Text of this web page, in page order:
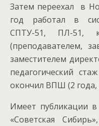
Затем переехал в
год работал в
СПТУ-51, ПЛ-51,
(преподавателем,
заместителем
педагогический
окончил ВПШ (2 года,
Имеет публикации
«Советская